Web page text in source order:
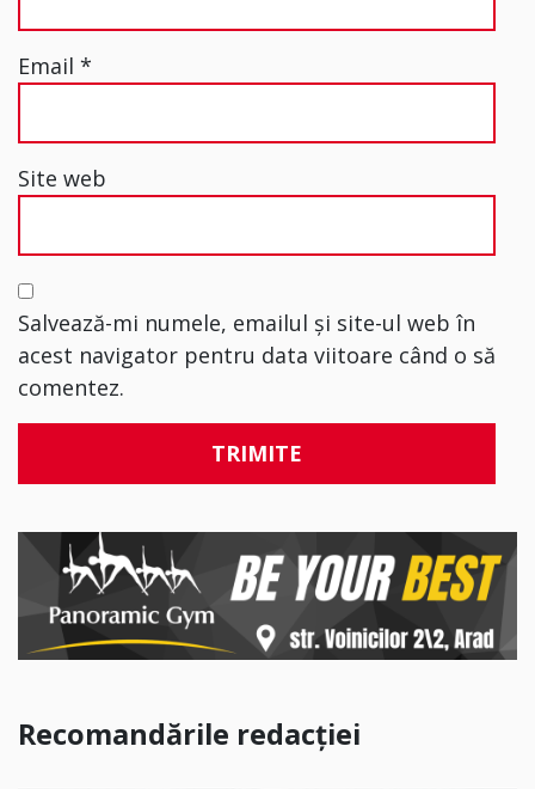
Email *
Site web
Salvează-mi numele, emailul și site-ul web în
acest navigator pentru data viitoare când o să
comentez.
Recomandările redacției